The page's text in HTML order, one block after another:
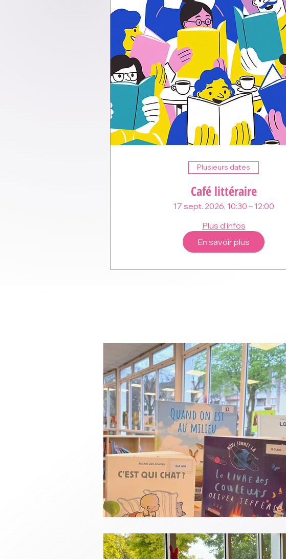
Plusieurs dates
Café littéraire
17 sept. 2026, 10:30 – 12:00
Plus d'infos
En savoir plus